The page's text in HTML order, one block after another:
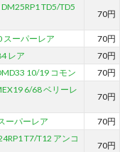
TD5/TD5
70円
スーパーレア
70円
レア
70円
10/19 コモン 70円
6/68 ベリーレ
70円
ーパーレア 70円
T7/T12 アンコ
70円